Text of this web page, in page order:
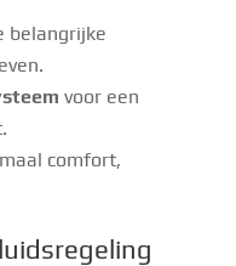
belangrijke
voor een
comfort,